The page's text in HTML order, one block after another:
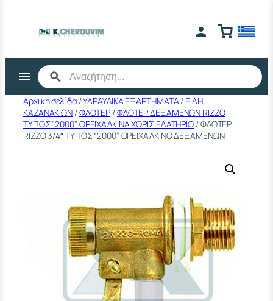
περιεχόμενο
Αρχική σελίδα/ΥΔΡΑΥΛΙΚΑ ΕΞΑΡΤΗΜΑΤΑ / ΕΙΔΗ
ΚΑΖΑΝΑΚΙΩΝ /ΦΛΟΤΕΡ /ΦΛΟΤΕΡ ΔΕΞΑΜΕΝΩΝ RΙΖΖΟ
ΤΥΠΟΣ "2000" ΟΡΕΙΧΑΛΚΙΝΑ ΧΩΡΙΣ ΕΛΑΤΗΡΙΟ / ΦΛΟΤΕΡ
RIZZO 3/4″ ΤΥΠΟΣ “2000” ΟΡΕΙΧΑΛΚΙΝΟ ΔΕΞΑΜΕΝΩΝ